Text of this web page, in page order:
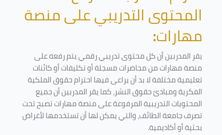
المحتوى التدريبي على منصة
مهارات:
يقر المدربين أن كل محتوى تدريبي رقمي يتم رفعه على
منصة مهارات من محاضرات مسجلة أو تكليفات أو كائنات
تعليمية مختلفة لا بد أن يراعى فيها احترام حقوق الملكية
الفكرية ومبادئ حقوق النشر، كما يقر المدربين أن جميع
المحتويات التدريبية المرفوعة على منصة مهارات تصبح تحت
تصرف جامعة الطائف، والتي يمكن لها أن تستخدمها لأغراض
بحثية أو أكاديمية.